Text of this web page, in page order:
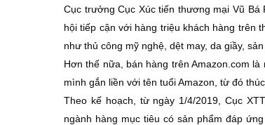
Cục trưởng Cục Xúc tiến thương mại Vũ
hội tiếp cận với hàng triệu khách hàng trên
như thủ công mỹ nghệ, dệt may, da giầy,
Hơn thế nữa, bán hàng trên Amazon.com
mình gắn liền với tên tuổi Amazon, từ đó
Theo kế hoạch, từ ngày 1/4/2019, Cục
ngành hàng mục tiêu có sản phẩm đáp